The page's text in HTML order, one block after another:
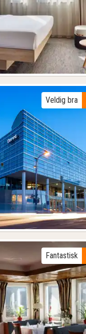
bilde
bilde
Veldig bra
bilde
Fantastisk